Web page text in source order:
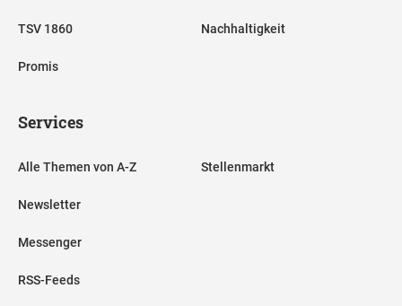
TSV 1860
Promis
Nachhaltigkeit
Services
Alle Themen von A-Z
Newsletter
Messenger
RSS-Feeds
Stellenmarkt